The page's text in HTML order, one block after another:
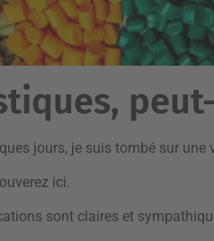
jours, je suis tombé sur
ici.
sont claires et